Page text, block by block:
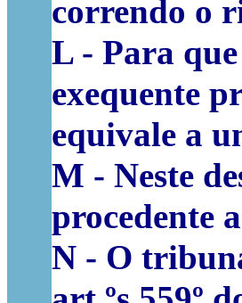
correndo o
L - Para
exequente
equivale a
M - Neste
procedente
N - O